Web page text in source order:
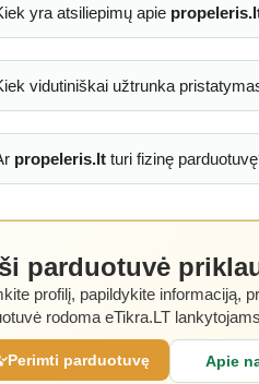
yra atsiliepimų apie
vidutiniškai užtrunka
propeleris.ltturi fizinę
parduotuvė
profilį, papildykite informaciją,
rodoma eTikra.LT
Perimti parduotuvę Apie